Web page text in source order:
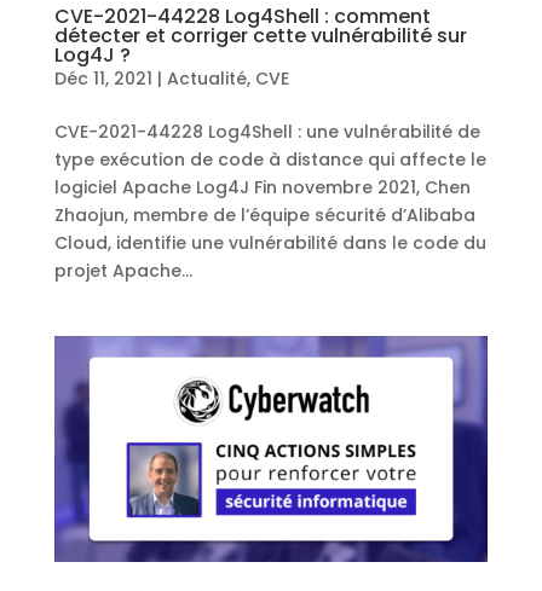
CVE-2021-44228 Log4Shell : comment
détecter et corriger cette vulnérabilité sur
Log4J ?
Déc 11, 2021 | Actualité, CVE
CVE-2021-44228 Log4Shell : une vulnérabilité de
type exécution de code à distance qui affecte le
logiciel Apache Log4J Fin novembre 2021, Chen
Zhaojun, membre de l’équipe sécurité d’Alibaba
Cloud, identifie une vulnérabilité dans le code du
projet Apache...